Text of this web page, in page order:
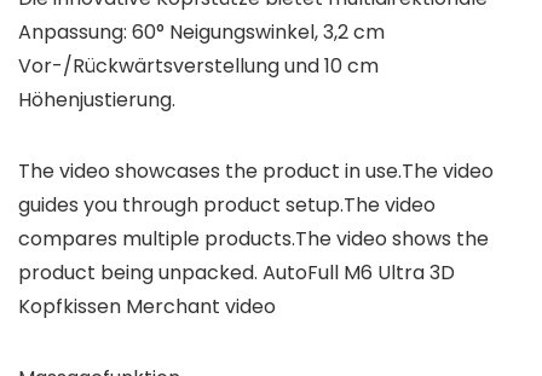
Anpassung: 60° Neigungswinkel, 3,2 cm
Vor-/Rückwärtsverstellung und 10 cm
Höhenjustierung.
The video showcases the product in use.The video
guides you through product setup.The video
compares multiple products.The video shows the
product being unpacked. AutoFull M6 Ultra 3D
Kopfkissen Merchant video